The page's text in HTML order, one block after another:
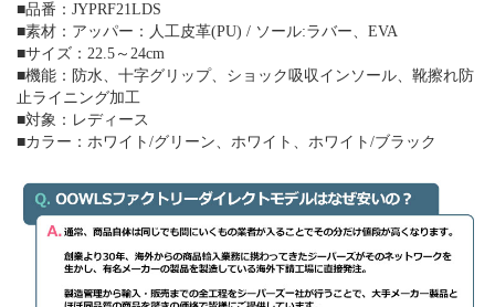
■品番：JYPRF21LDS
■素材：アッパー：人工皮革(PU) / ソール:ラバー、EVA
■サイズ：22.5～24cm
■機能：防水、十字グリップ、ショック吸収インソール、靴擦れ防
止ライニング加工
■対象：レディース
■カラー：ホワイト/グリーン、ホワイト、ホワイト/ブラック